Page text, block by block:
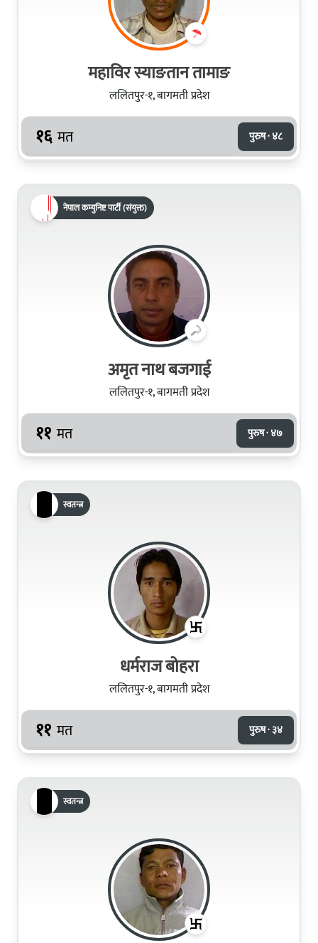
महाविर स्याङतान तामाङ
ललितपुर-१, बागमती प्रदेश
१६ मत पुरुष · ४८
नेपाल कम्युनिष्ट पार्टी (संयुक्त)
अमृत नाथ बजगाई
ललितपुर-१, बागमती प्रदेश
११ मत पुरुष · ४७
स्वतन्त्र
धर्मराज बोहरा
ललितपुर-१, बागमती प्रदेश
११ मत पुरुष · ३४
स्वतन्त्र